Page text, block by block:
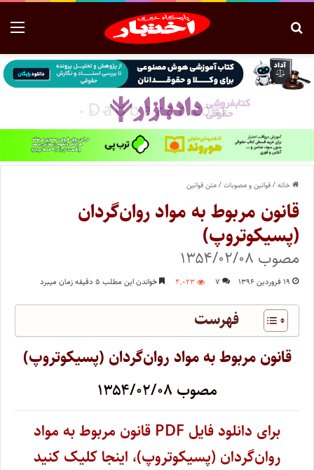
خانه/قوانین و مصوبات/متن قوانین
قانون مربوط به مواد روان‌گردان
(‌پسیکوتروپ)
مصوب ۱۳۵۴/۰۲/۰۸
۱۹ فروردین ۱۳۹۶ ۷ ۴,۰۲۳ خواندن این مطلب ۵ دقیقه زمان میبرد
فهرست
قانون مربوط به مواد روان‌گردان (‌پسیکوتروپ)
مصوب ۱۳۵۴/۰۲/۰۸
‌برای دانلود فایل PDF قانون مربوط به مواد
روان‌گردان (‌پسیکوتروپ)، اینجا کلیک کنید